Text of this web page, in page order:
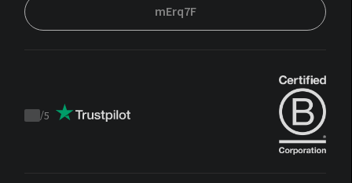
mErq7F
Trustpilot
/5